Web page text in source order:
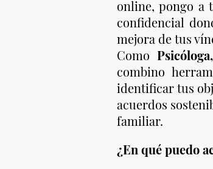
online, pongo a
confidencial
mejora de tus
Como
combino
identificar tus
acuerdos
familiar.
¿En qué puedo